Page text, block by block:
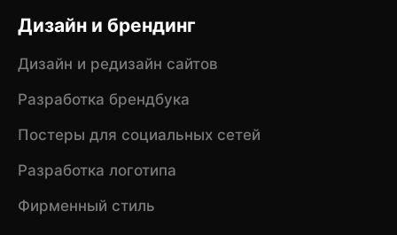
Дизайн и брендинг
Дизайн и редизайн сайтов
Разработка брендбука
Постеры для социальных сетей
Разработка логотипа
Фирменный стиль